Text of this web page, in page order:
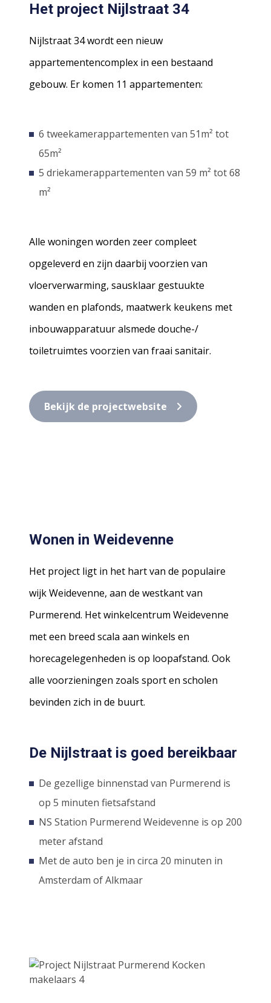
Het project Nijlstraat 34
Nijlstraat 34 wordt een nieuw
appartementencomplex in een bestaand
gebouw. Er komen 11 appartementen:
6 tweekamerappartementen van 51m² tot
65m²
5 driekamerappartementen van 59 m² tot 68
m²
Alle woningen worden zeer compleet
opgeleverd en zijn daarbij voorzien van
vloerverwarming, sausklaar gestuukte
wanden en plafonds, maatwerk keukens met
inbouwapparatuur alsmede douche-/
toiletruimtes voorzien van fraai sanitair.
Bekijk de projectwebsite
Wonen in Weidevenne
Het project ligt in het hart van de populaire
wijk Weidevenne, aan de westkant van
Purmerend. Het winkelcentrum Weidevenne
met een breed scala aan winkels en
horecagelegenheden is op loopafstand. Ook
alle voorzieningen zoals sport en scholen
bevinden zich in de buurt.
De Nijlstraat is goed bereikbaar
De gezellige binnenstad van Purmerend is
op 5 minuten fietsafstand
NS Station Purmerend Weidevenne is op 200
meter afstand
Met de auto ben je in circa 20 minuten in
Amsterdam of Alkmaar